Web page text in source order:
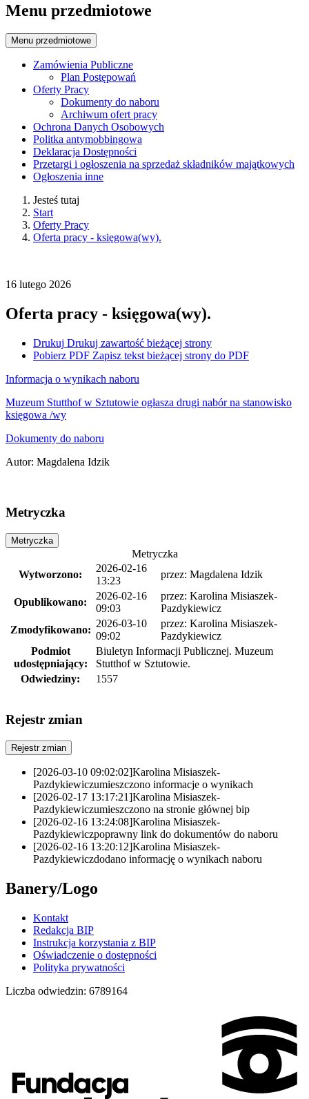
Menu przedmiotowe
Menu przedmiotowe
Zamówienia Publiczne
Plan Postępowań
Oferty Pracy
Dokumenty do naboru
Archiwum ofert pracy
Ochrona Danych Osobowych
Politka antymobbingowa
Deklaracja Dostępności
Przetargi i ogłoszenia na sprzedaż składników majątkowych
Ogłoszenia inne
Jesteś tutaj
Start
Oferty Pracy
Oferta pracy - księgowa(wy).
16 lutego 2026
Oferta pracy - księgowa(wy).
Drukuj Drukuj zawartość bieżącej strony
Pobierz PDF Zapisz tekst bieżącej strony do PDF
Informacja o wynikach naboru
Muzeum Stutthof w Sztutowie ogłasza drugi nabór na stanowisko
księgowa /wy
Dokumenty do naboru
Autor: Magdalena Idzik
Metryczka
Metryczka
Metryczka
Wytworzono:
2026-02-16
13:23
przez: Magdalena Idzik
Opublikowano:
2026-02-16
09:03
przez: Karolina Misiaszek-
Pazdykiewicz
Zmodyfikowano:
2026-03-10
09:02
przez: Karolina Misiaszek-
Pazdykiewicz
Podmiot
udostępniający:
Biuletyn Informacji Publicznej. Muzeum
Stutthof w Sztutowie.
Odwiedziny:
1557
Rejestr zmian
Rejestr zmian
[2026-03-10 09:02:02]Karolina Misiaszek-
Pazdykiewiczumieszczono informacje o wynikach
[2026-02-17 13:17:21]Karolina Misiaszek-
Pazdykiewiczumieszczono na stronie głównej bip
[2026-02-16 13:24:08]Karolina Misiaszek-
Pazdykiewiczpoprawny link do dokumentów do naboru
[2026-02-16 13:20:12]Karolina Misiaszek-
Pazdykiewiczdodano informację o wynikach naboru
Banery/Logo
Kontakt
Redakcja BIP
Instrukcja korzystania z BIP
Oświadczenie o dostępności
Polityka prywatności
Liczba odwiedzin: 6789164